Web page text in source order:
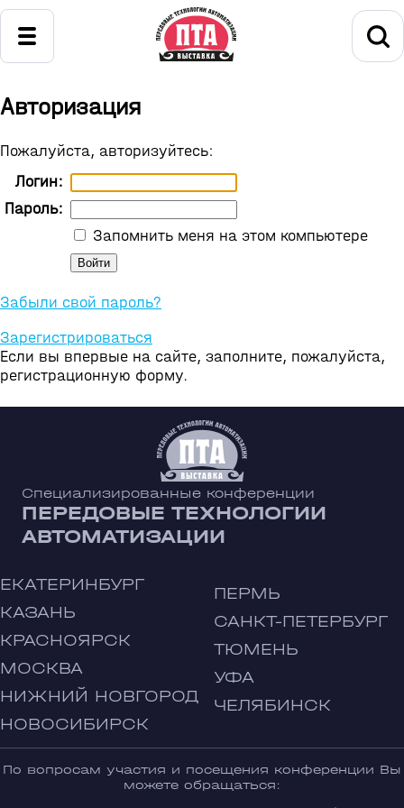
Авторизация
Пожалуйста, авторизуйтесь:
Логин:
Пароль:
Запомнить меня на этом компьютере
Забыли свой пароль?
Зарегистрироваться
Если вы впервые на сайте, заполните, пожалуйста,
регистрационную форму.
Специализированные конференции
ПЕРЕДОВЫЕ ТЕХНОЛОГИИ
АВТОМАТИЗАЦИИ
ЕКАТЕРИНБУРГ
КАЗАНЬ
КРАСНОЯРСК
МОСКВА
НИЖНИЙ НОВГОРОД
НОВОСИБИРСК
ПЕРМЬ
САНКТ-ПЕТЕРБУРГ
ТЮМЕНЬ
УФА
ЧЕЛЯБИНСК
По вопросам участия и посещения конференции Вы
можете обращаться: